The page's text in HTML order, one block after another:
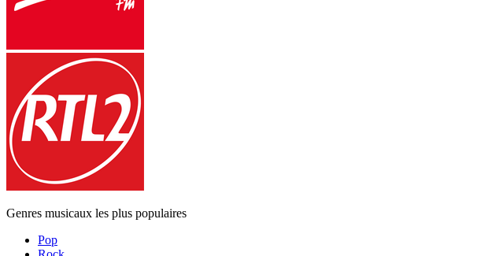
Genres musicaux les plus populaires
Pop